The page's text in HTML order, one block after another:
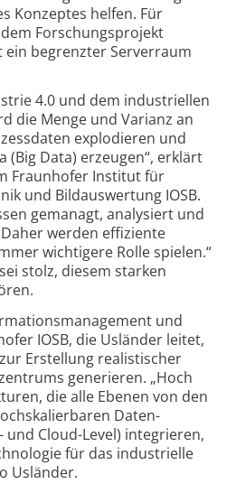
Konzeptes helfen. Für
Forschungs­projekt
begrenzter Server­raum
4.0 und dem industriellen
die Menge und Varianz an
explodieren und
(Big Data) erzeugen“, erklärt
Fraunhofer Institut für
und Bild­auswertung IOSB.
gemanagt, analysiert und
werden effiziente
wichtigere Rolle spielen.“
stolz, diesem starken
und
IOSB, die Usländer leitet,
Erstellung realistischer
generieren. „Hoch
die alle Ebenen von den
Daten­
und Cloud-Level) integrieren,
für das industrielle
Usländer.